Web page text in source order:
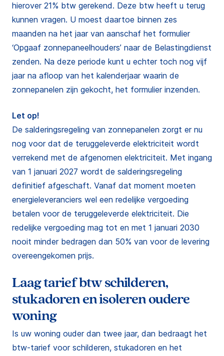
hierover 21% btw gerekend. Deze btw heeft u terug
kunnen vragen. U moest daartoe binnen zes
maanden na het jaar van aanschaf het formulier
‘Opgaaf zonnepaneelhouders’ naar de Belastingdienst
zenden. Na deze periode kunt u echter toch nog vijf
jaar na afloop van het kalenderjaar waarin de
zonnepanelen zijn gekocht, het formulier inzenden.
Let op!
De salderingsregeling van zonnepanelen zorgt er nu
nog voor dat de teruggeleverde elektriciteit wordt
verrekend met de afgenomen elektriciteit. Met ingang
van 1 januari 2027 wordt de salderingsregeling
definitief afgeschaft. Vanaf dat moment moeten
energieleveranciers wel een redelijke vergoeding
betalen voor de teruggeleverde elektriciteit. Die
redelijke vergoeding mag tot en met 1 januari 2030
nooit minder bedragen dan 50% van voor de levering
overeengekomen prijs.
Laag tarief btw schilderen,
stukadoren en isoleren oudere
woning
Is uw woning ouder dan twee jaar, dan bedraagt het
btw-tarief voor schilderen, stukadoren en het